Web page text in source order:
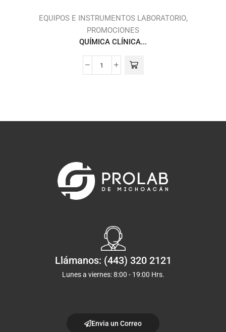
EQUIPOS E INSTRUMENTOS LABORATORIO,
PROMOCIONES
QUÍMICA CLÍNICA...
Llámanos: (443) 320 2121
Lunes a viernes: 8:00 - 19:00 Hrs.
Envia un Correo